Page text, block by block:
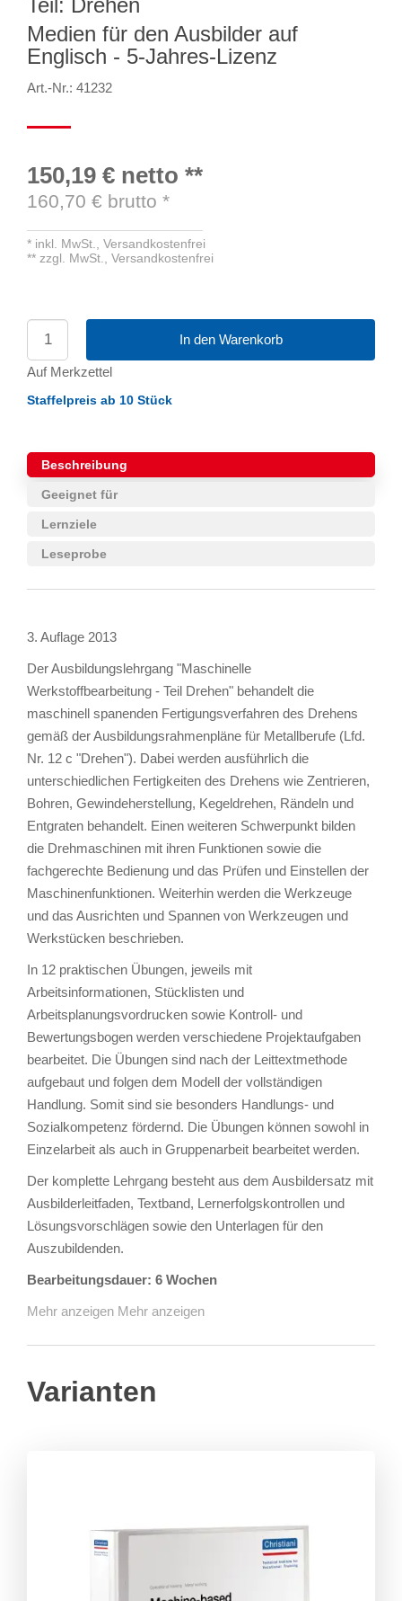
Teil: Drehen
Medien für den Ausbilder auf
Englisch - 5-Jahres-Lizenz
Art.-Nr.: 41232
150,19 € netto **
160,70 € brutto *
* inkl. MwSt., Versandkostenfrei
** zzgl. MwSt., Versandkostenfrei
In den Warenkorb
Auf Merkzettel
Staffelpreis ab 10 Stück
Beschreibung
Geeignet für
Lernziele
Leseprobe
3. Auflage 2013
Der Ausbildungslehrgang "Maschinelle
Werkstoffbearbeitung - Teil Drehen" behandelt die
maschinell spanenden Fertigungsverfahren des Drehens
gemäß der Ausbildungsrahmenpläne für Metallberufe (Lfd.
Nr. 12 c "Drehen"). Dabei werden ausführlich die
unterschiedlichen Fertigkeiten des Drehens wie Zentrieren,
Bohren, Gewindeherstellung, Kegeldrehen, Rändeln und
Entgraten behandelt. Einen weiteren Schwerpunkt bilden
die Drehmaschinen mit ihren Funktionen sowie die
fachgerechte Bedienung und das Prüfen und Einstellen der
Maschinenfunktionen. Weiterhin werden die Werkzeuge
und das Ausrichten und Spannen von Werkzeugen und
Werkstücken beschrieben.
In 12 praktischen Übungen, jeweils mit
Arbeitsinformationen, Stücklisten und
Arbeitsplanungsvordrucken sowie Kontroll- und
Bewertungsbogen werden verschiedene Projektaufgaben
bearbeitet. Die Übungen sind nach der Leittextmethode
aufgebaut und folgen dem Modell der vollständigen
Handlung. Somit sind sie besonders Handlungs- und
Sozialkompetenz fördernd. Die Übungen können sowohl in
Einzelarbeit als auch in Gruppenarbeit bearbeitet werden.
Der komplette Lehrgang besteht aus dem Ausbildersatz mit
Ausbilderleitfaden, Textband, Lernerfolgskontrollen und
Lösungsvorschlägen sowie den Unterlagen für den
Auszubildenden.
Bearbeitungsdauer: 6 Wochen
Mehr anzeigen Mehr anzeigen
Varianten